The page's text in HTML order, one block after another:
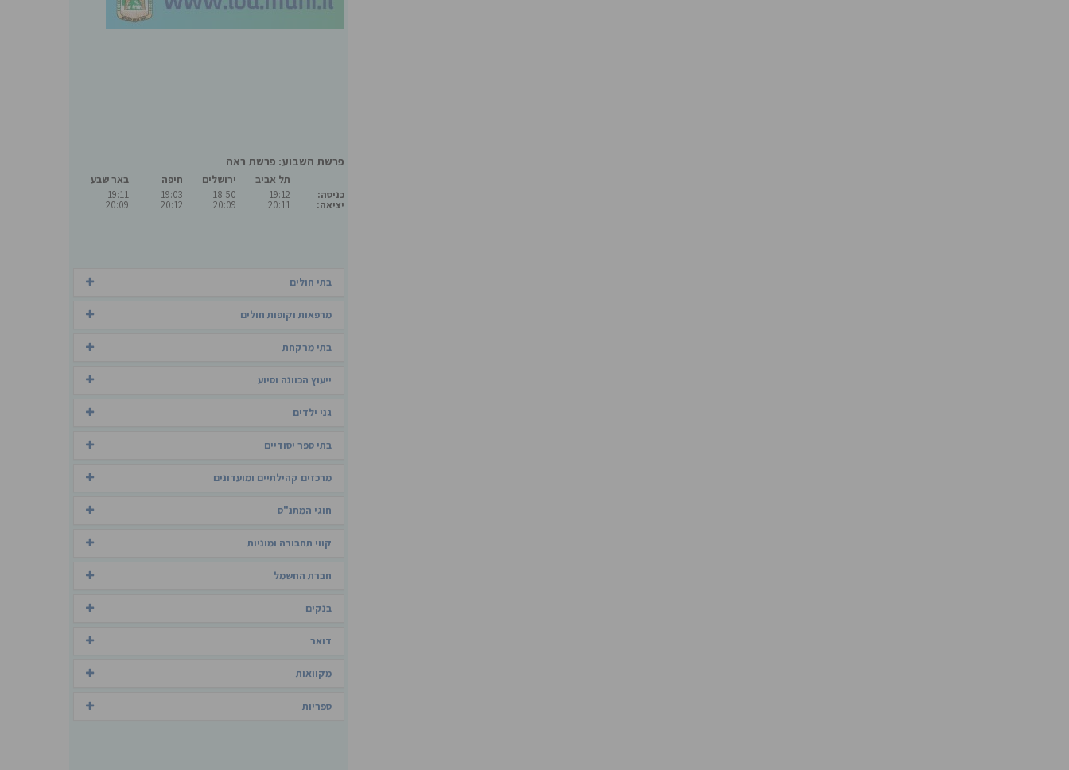
פרשת השבוע: פרשת ראה
כניסה:
יציאה:
תל אביב
19:12
20:11
ירושלים
18:50
20:09
חיפה
19:03
20:12
באר שבע
19:11
20:09
בתי חולים
מרפאות וקופות חולים
בתי מרקחת
ייעוץ הכוונה וסיוע
גני ילדים
בתי ספר יסודיים
מרכזים קהילתיים ומועדונים
חוגי המתנ"ס
קווי תחבורה ומוניות
חברת החשמל
בנקים
דואר
מקוואות
ספריות